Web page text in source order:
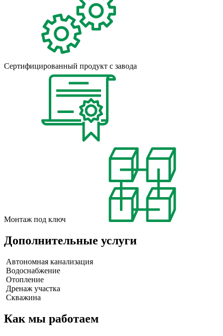
Сертифицированный продукт с завода
Монтаж под ключ
Дополнительные услуги
Автономная канализация
Водоснабжение
Отопление
Дренаж участка
Скважина
Как мы работаем